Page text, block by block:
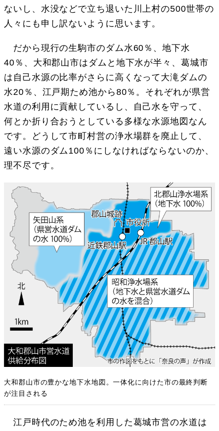
ないし、水没などで立ち退いた川上村の500世帯の
人々にも申し訳ないように思います。
だから現行の生駒市のダム水60％、地下水
40％、大和郡山市はダムと地下水が半々、葛城市
は自己水源の比率がさらに高くなって大滝ダムの
水20％、江戸期ため池から80％。それぞれが県営
水道の利用に貢献しているし、自己水を守って、
何とか折り合おうとしている多様な水源地図なん
です。どうして市町村営の浄水場群を廃止して、
遠い水源のダム100％にしなければならないのか、
理不尽です。
大和郡山市の豊かな地下水地図。一体化に向けた市の最終判断
が注目される
江戸時代のため池を利用した葛城市営の水道は